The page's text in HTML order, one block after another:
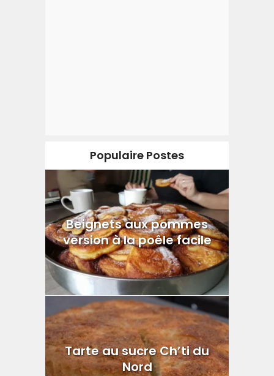
Populaire Postes
Beignets aux pommes
version à la poêle facile
Tarte au sucre Ch’ti du
Nord